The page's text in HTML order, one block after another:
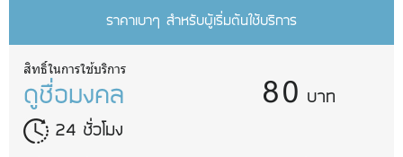
ราคาเบาๆ สำหรับผู้เริ่มต้นใช้บริการ
สิทธิ์ในการใช้บริการ
ดูชื่อมงคล
24 ชั่วโมง
80 บาท